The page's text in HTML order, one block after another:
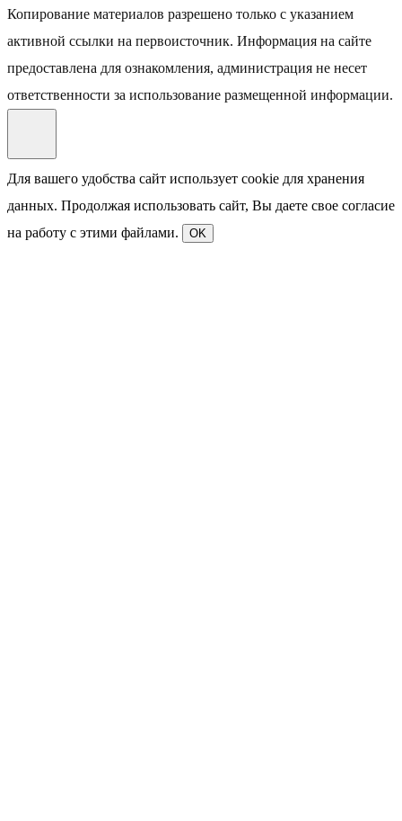
Копирование материалов разрешено только с указанием
активной ссылки на первоисточник. Информация на сайте
предоставлена для ознакомления, администрация не несет
ответственности за использование размещенной информации.
Для вашего удобства сайт использует cookie для хранения
данных. Продолжая использовать сайт, Вы даете свое согласие
на работу с этими файлами.
OK